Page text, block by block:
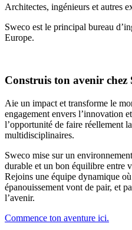
Architectes, ingénieurs et autres
Sweco est le principal bureau
Europe.
Construis ton avenir chez
Aie un impact et transforme le
engagement envers l’innovation
l’opportunité de faire réellement
multidisciplinaires.
Sweco mise sur un
durable et un bon équilibre entre
Rejoins une équipe dynamique
épanouissement vont de pair, et
l’avenir.
Commence ton aventure ici.